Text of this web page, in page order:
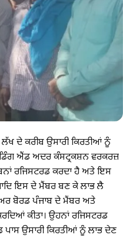
ਦੇ ਕਰੀਬ ਉਸਾਰੀ ਕਿਰਤੀਆਂ ਨੂੰ
ਐਂਡ ਅਦਰ ਕੰਸਟ੍ਰਕਸ਼ਨ ਵਰਕਰਜ਼
ਰਜਿਸਟਰਡ ਕਰਦਾ ਹੈ ਅਤੇ ਇਸ
ਇਸ ਦੇ ਮੈਂਬਰ ਬਣ ਕੇ ਲਾਭ ਲੈ
ਬੋਰਡ ਪੰਜਾਬ ਦੇ ਮੈਂਬਰ ਅਤੇ
ਕੀਤਾ। ਉਹਨਾਂ ਰਜਿਸਟਰਡ
ਉਸਾਰੀ ਕਿਰਤੀਆਂ ਨੂੰ ਲਾਭ ਦੇਣ